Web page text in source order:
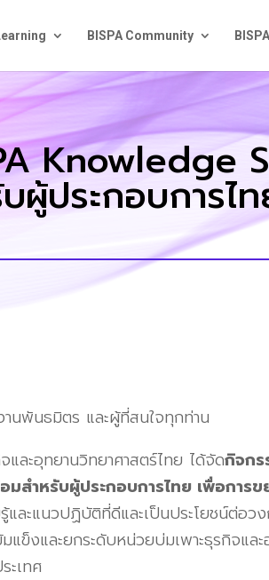
BISPA Community
Knowledge
ประกอบการไ
นพันธมิตร และผู้ที่สนใจทุกท่าน
ะอุทยานวิทยาศาสตร์ไทย ได้จัดกิจกร
มสำหรับผู้ประกอบการไทย เพื่อการ
ละแนวปฏิบัติที่ดีและเป็นประโยชน์ต่อว
แข็งและยกระดับหน่วยบ่มเพาะธุรกิจแล
ะเทศ